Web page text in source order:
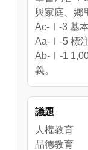
與家庭、鄉
Ac-Ⅰ-3 基本
Aa-Ⅰ-5 標
Ab-Ⅰ-1
義。
學習表現：
6-Ⅰ-1 根據
2-Ⅰ-1 以正
3-Ⅰ-3 運用
議題
人權教育
品德教育